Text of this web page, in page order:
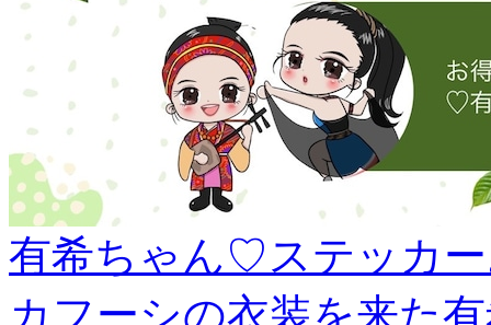
有希ちゃん♡ステッカ
カフーシの衣装を来た